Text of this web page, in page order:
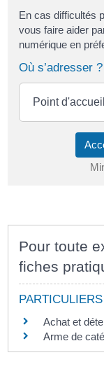
En cas difficultés
vous faire aider
numérique en
Où s’adresser ?
Point
Pour toute
fiches
PARTICULIERS
Achat et
Arme de